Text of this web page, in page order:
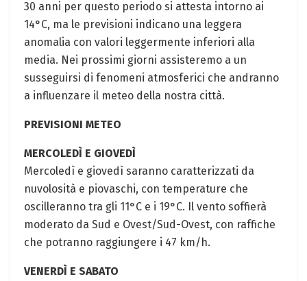
30 anni per questo periodo si attesta intorno ai
14°C, ma le previsioni indicano una leggera
anomalia con valori leggermente inferiori alla
media. Nei prossimi giorni assisteremo a un
susseguirsi di fenomeni atmosferici che andranno
a influenzare il meteo della nostra città.
PREVISIONI METEO
MERCOLEDÌ E GIOVEDÌ
Mercoledì e giovedì saranno caratterizzati da
nuvolosità e piovaschi, con temperature che
oscilleranno tra gli 11°C e i 19°C. Il vento soffierà
moderato da Sud e Ovest/Sud-Ovest, con raffiche
che potranno raggiungere i 47 km/h.
VENERDÌ E SABATO